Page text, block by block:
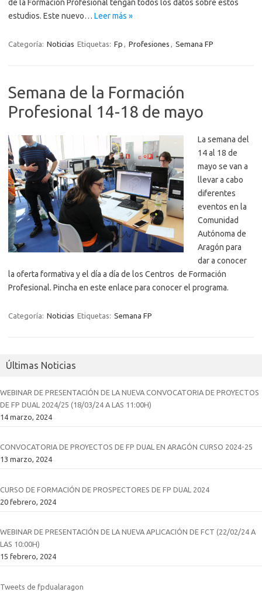
de la Formación Profesional tengan todos los datos sobre estos
estudios. Este nuevo… Leer más »
Categoría: Noticias Etiquetas: Fp , Profesiones , Semana FP
Semana de la Formación
Profesional 14-18 de mayo
La semana del
14 al 18 de
mayo se van a
llevar a cabo
diferentes
eventos en la
Comunidad
Autónoma de
Aragón para
dar a conocer
la oferta formativa y el día a día de los Centros de Formación
Profesional. Pincha en este enlace para conocer el programa.
Categoría: Noticias Etiquetas: Semana FP
Últimas Noticias
WEBINAR DE PRESENTACIÓN DE LA NUEVA CONVOCATORIA DE PROYECTOS
DE FP DUAL 2024/25 (18/03/24 A LAS 11:00H)
14 marzo, 2024
CONVOCATORIA DE PROYECTOS DE FP DUAL EN ARAGÓN CURSO 2024-25
13 marzo, 2024
CURSO DE FORMACIÓN DE PROSPECTORES DE FP DUAL 2024
20 febrero, 2024
WEBINAR DE PRESENTACIÓN DE LA NUEVA APLICACIÓN DE FCT (22/02/24 A
LAS 10:00H)
15 febrero, 2024
Tweets de fpdualaragon